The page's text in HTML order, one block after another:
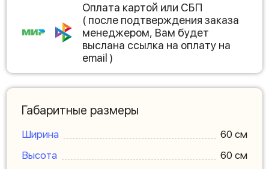
Оплата картой или СБП
( после подтверждения заказа
менеджером, Вам будет
выслана ссылка на оплату на
email )
Габаритные размеры
Ширина
60 см
Высота
60 см